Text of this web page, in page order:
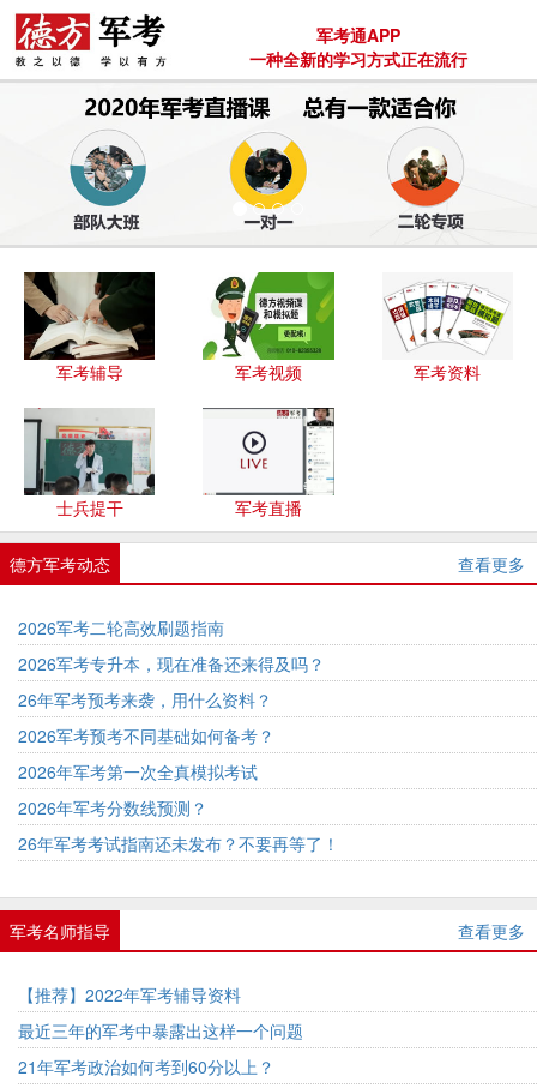
军考通APP
一种全新的学习方式正在流行
军考辅导 军考视频 军考资料
士兵提干 军考直播
德方军考动态 查看更多
2026军考二轮高效刷题指南
2026军考专升本，现在准备还来得及吗？
26年军考预考来袭，用什么资料？
2026军考预考不同基础如何备考？
2026年军考第一次全真模拟考试
2026年军考分数线预测？
26年军考考试指南还未发布？不要再等了！
军考名师指导 查看更多
【推荐】2022年军考辅导资料
最近三年的军考中暴露出这样一个问题
21年军考政治如何考到60分以上？